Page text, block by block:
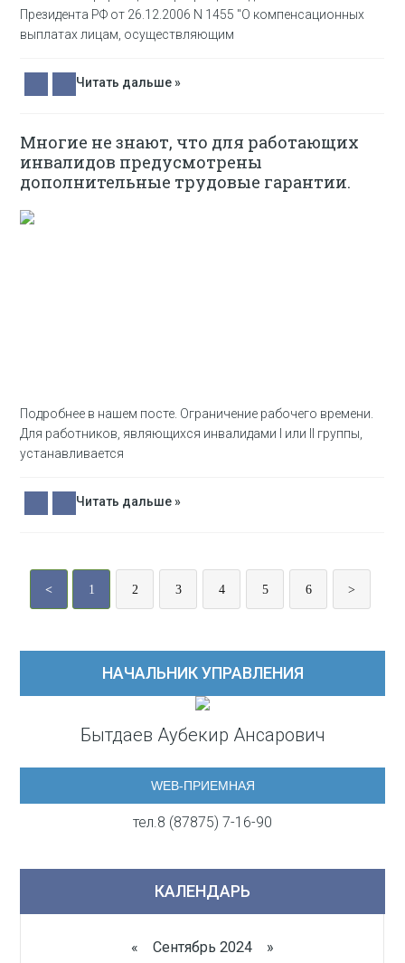
Президента РФ от 26.12.2006 N 1455 "О компенсационных
выплатах лицам, осуществляющим
Читать дальше »
Многие не знают, что для работающих
инвалидов предусмотрены
дополнительные трудовые гарантии.
Подробнее в нашем посте. Ограничение рабочего времени.
Для работников, являющихся инвалидами I или II группы,
устанавливается
Читать дальше »
< 1 2 3 4 5 6 >
НАЧАЛЬНИК УПРАВЛЕНИЯ
Бытдаев Аубекир Ансарович
WEB-ПРИЕМНАЯ
тел.8 (87875) 7-16-90
КАЛЕНДАРЬ
« Сентябрь 2024 »